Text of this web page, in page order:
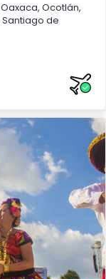
Oaxaca, Ocotlán,
Santiago de